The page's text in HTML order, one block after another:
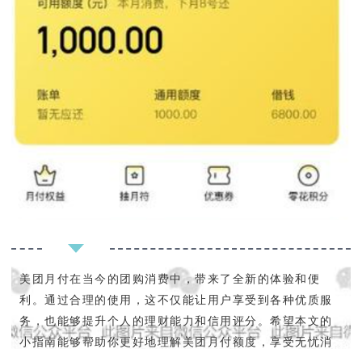
美团月付在当今的团购消费中，带来了全新的体验和便
利。通过合理的使用，这不仅能让用户享受到各种优质服
务，也能够提升个人的理财能力和信用评分。希望本文的
小指南能够帮助你更好地理解美团月付额度，享受无忧消